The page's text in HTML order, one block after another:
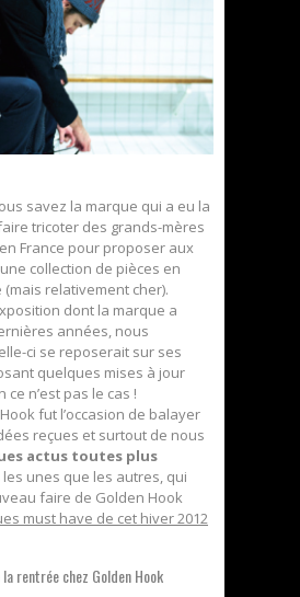
savez la marque qui a eu la
tricoter des grands-mères
France pour proposer aux
collection de pièces en
relativement cher).
dont la marque a
années, nous
ci se reposerait sur ses
quelques mises à jour
n’est pas le cas !
fut l’occasion de balayer
reçues et surtout de nous
actus toutes plus
les unes que les autres, qui
faire de Golden Hook
must have de cet hiver 2012
rentrée chez Golden Hook